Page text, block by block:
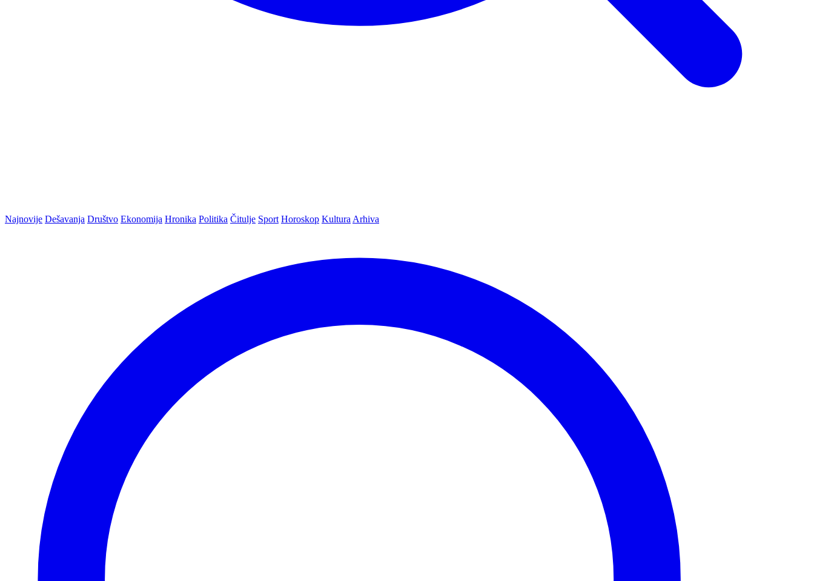
Najnovije Dešavanja Društvo Ekonomija Hronika Politika Čitulje Sport Horoskop Kultura Arhiva